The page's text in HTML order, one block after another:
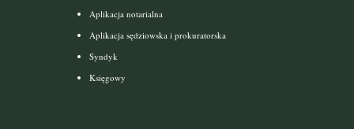
Aplikacja notarialna
Aplikacja sędziowska i prokuratorska
Syndyk
Księgowy